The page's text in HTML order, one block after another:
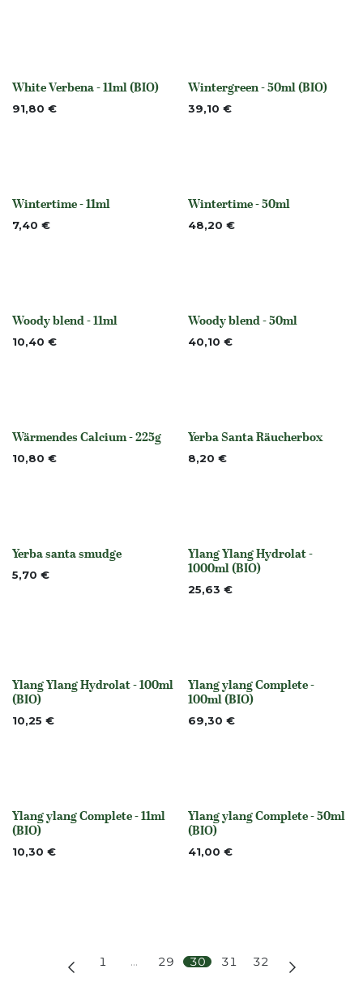
None
White Verbena - 11ml (BIO)
91,80 € Nicht vorrättig
Wintergreen - 50ml (BIO)
39,10 €
None
Wintertime - 11ml
7,40 € None
Wintertime - 50ml
48,20 €
None
Woody blend - 11ml
10,40 € None
Woody blend - 50ml
40,10 €
None
Wärmendes Calcium - 225g
10,80 € None
Yerba Santa Räucherbox
8,20 €
None
Yerba santa smudge
5,70 € None
Ylang Ylang Hydrolat -
1000ml (BIO)
25,63 €
None
Ylang Ylang Hydrolat - 100ml
(BIO)
10,25 €
None
Ylang ylang Complete -
100ml (BIO)
69,30 €
None
Ylang ylang Complete - 11ml
(BIO)
10,30 €
None
Ylang ylang Complete - 50ml
(BIO)
41,00 €
1 … 29 30 31 32